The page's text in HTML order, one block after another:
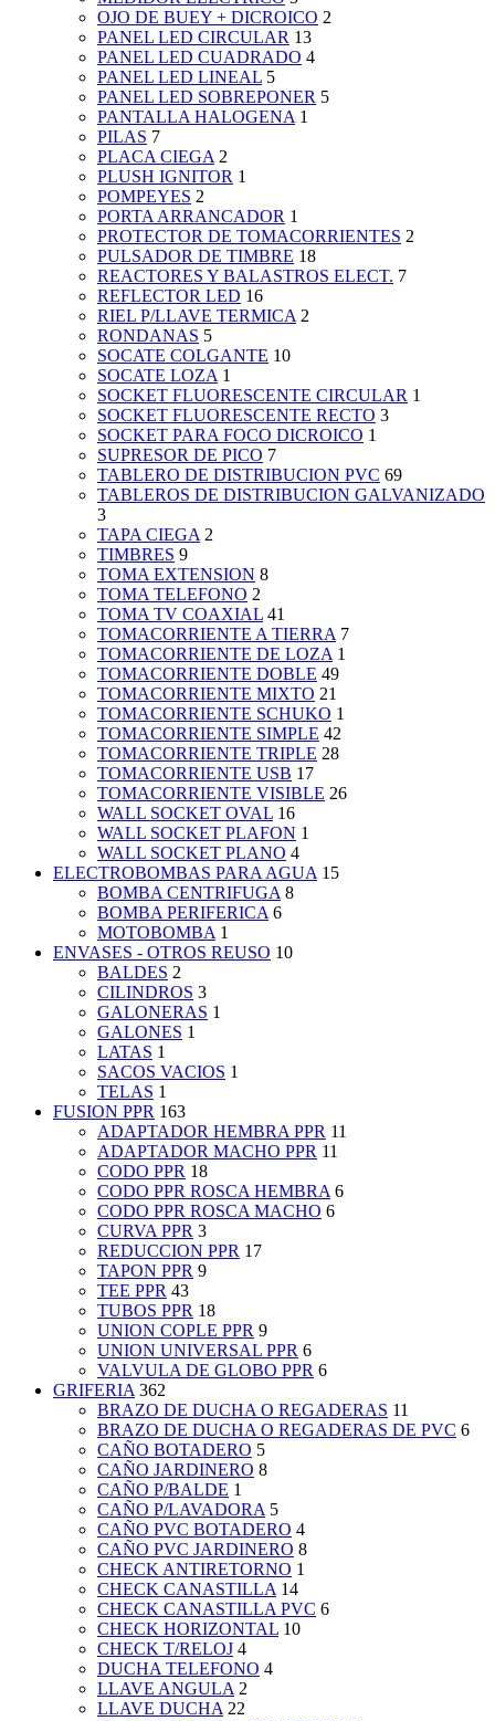
OJO DE BUEY + DICROICO 2
PANEL LED CIRCULAR 13
PANEL LED CUADRADO 4
PANEL LED LINEAL 5
PANEL LED SOBREPONER 5
PANTALLA HALOGENA 1
PILAS 7
PLACA CIEGA 2
PLUSH IGNITOR 1
POMPEYES 2
PORTA ARRANCADOR 1
PROTECTOR DE TOMACORRIENTES 2
PULSADOR DE TIMBRE 18
REACTORES Y BALASTROS ELECT. 7
REFLECTOR LED 16
RIEL P/LLAVE TERMICA 2
RONDANAS 5
SOCATE COLGANTE 10
SOCATE LOZA 1
SOCKET FLUORESCENTE CIRCULAR 1
SOCKET FLUORESCENTE RECTO 3
SOCKET PARA FOCO DICROICO 1
SUPRESOR DE PICO 7
TABLERO DE DISTRIBUCION PVC 69
TABLEROS DE DISTRIBUCION GALVANIZADO
3
TAPA CIEGA 2
TIMBRES 9
TOMA EXTENSION 8
TOMA TELEFONO 2
TOMA TV COAXIAL 41
TOMACORRIENTE A TIERRA 7
TOMACORRIENTE DE LOZA 1
TOMACORRIENTE DOBLE 49
TOMACORRIENTE MIXTO 21
TOMACORRIENTE SCHUKO 1
TOMACORRIENTE SIMPLE 42
TOMACORRIENTE TRIPLE 28
TOMACORRIENTE USB 17
TOMACORRIENTE VISIBLE 26
WALL SOCKET OVAL 16
WALL SOCKET PLAFON 1
WALL SOCKET PLANO 4
ELECTROBOMBAS PARA AGUA 15
BOMBA CENTRIFUGA 8
BOMBA PERIFERICA 6
MOTOBOMBA 1
ENVASES - OTROS REUSO 10
BALDES 2
CILINDROS 3
GALONERAS 1
GALONES 1
LATAS 1
SACOS VACIOS 1
TELAS 1
FUSION PPR 163
ADAPTADOR HEMBRA PPR 11
ADAPTADOR MACHO PPR 11
CODO PPR 18
CODO PPR ROSCA HEMBRA 6
CODO PPR ROSCA MACHO 6
CURVA PPR 3
REDUCCION PPR 17
TAPON PPR 9
TEE PPR 43
TUBOS PPR 18
UNION COPLE PPR 9
UNION UNIVERSAL PPR 6
VALVULA DE GLOBO PPR 6
GRIFERIA 362
BRAZO DE DUCHA O REGADERAS 11
BRAZO DE DUCHA O REGADERAS DE PVC 6
CAÑO BOTADERO 5
CAÑO JARDINERO 8
CAÑO P/BALDE 1
CAÑO P/LAVADORA 5
CAÑO PVC BOTADERO 4
CAÑO PVC JARDINERO 8
CHECK ANTIRETORNO 1
CHECK CANASTILLA 14
CHECK CANASTILLA PVC 6
CHECK HORIZONTAL 10
CHECK T/RELOJ 4
DUCHA TELEFONO 4
LLAVE ANGULA 2
LLAVE DUCHA 22